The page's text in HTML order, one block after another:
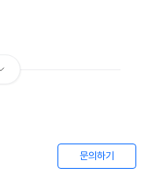
문의하기